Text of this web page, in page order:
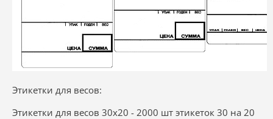
Этикетки для весов:
Этикетки для весов 30x20 - 2000 шт этикеток 30 на 20